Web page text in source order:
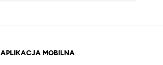
APLIKACJA MOBILNA